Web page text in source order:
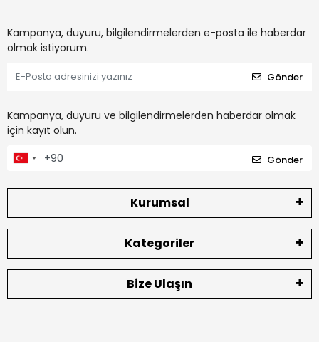
Kampanya, duyuru, bilgilendirmelerden e-posta ile haberdar
olmak istiyorum.
Gönder
Kampanya, duyuru ve bilgilendirmelerden haberdar olmak
için kayıt olun.
Gönder
Kurumsal
Kategoriler
Bize Ulaşın